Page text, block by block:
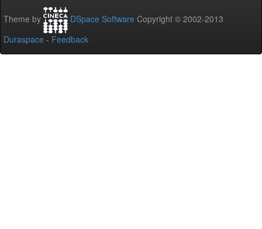
Theme by DSpace Software Copyright © 2002-2013
Duraspace - Feedback